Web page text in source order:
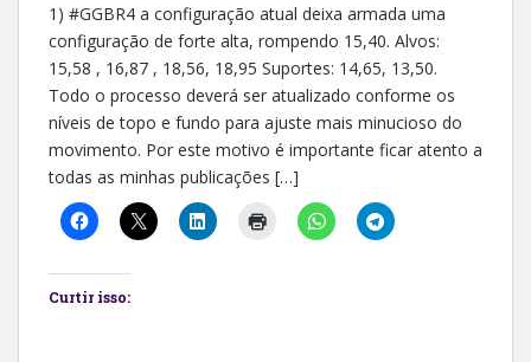
1) #GGBR4 a configuração atual deixa armada uma
configuração de forte alta, rompendo 15,40. Alvos:
15,58 , 16,87 , 18,56, 18,95 Suportes: 14,65, 13,50.
Todo o processo deverá ser atualizado conforme os
níveis de topo e fundo para ajuste mais minucioso do
movimento. Por este motivo é importante ficar atento a
todas as minhas publicações […]
Curtir isso: